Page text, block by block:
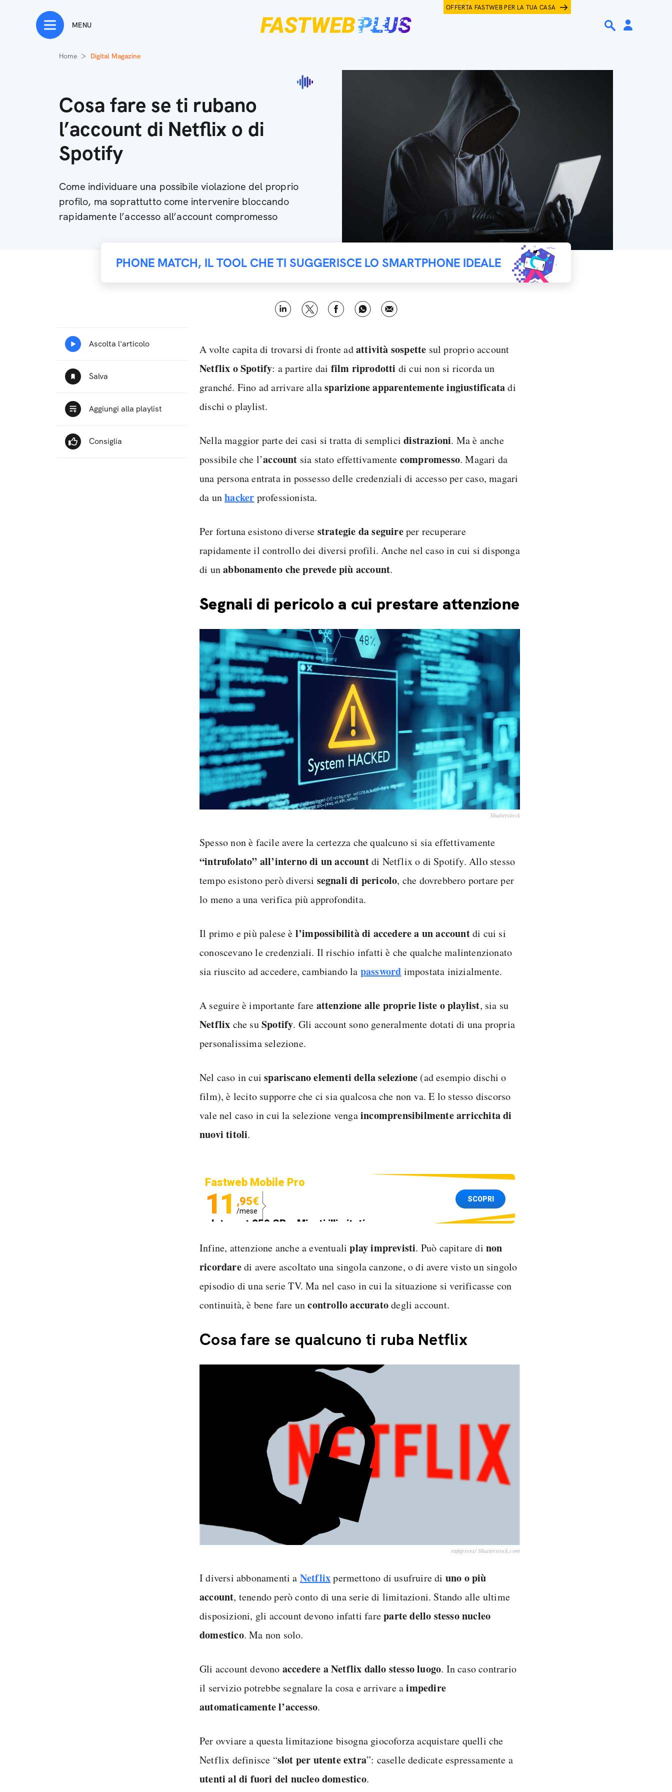
OFFERTA FASTWEB PER LA TUA CASA
MENU
Home Digital Magazine
Cosa fare se ti rubano
l’account di Netflix o di
Spotify
Come individuare una possibile violazione del proprio
profilo, ma soprattutto come intervenire bloccando
rapidamente l’accesso all’account compromesso
PHONE MATCH, IL TOOL CHE TI SUGGERISCE LO SMARTPHONE IDEALE
A volte capita di trovarsi di fronte adattività sospette sul proprio account
Netflix o Spotify: a partire dai film riprodotti di cui non si ricorda un
granché. Fino ad arrivare allasparizione apparentemente ingiustificatadi
dischi o playlist.
Nella maggior parte dei casi si tratta di semplicidistrazioni. Ma è anche
possibile che l’account sia stato effettivamente compromesso. Magari da
una persona entrata in possesso delle credenziali di accesso per caso, magari
da unhacker professionista.
Per fortuna esistono diverse strategie da seguireper recuperare
rapidamente il controllo dei diversi profili. Anche nel caso in cui si disponga
di unabbonamento che prevede più account.
Segnali di pericolo a cui prestare attenzione
Shutterstock
Spesso non è facile avere la certezza che qualcuno si sia effettivamente
“intrufolato” all’interno di un accountdi Netflix o di Spotify. Allo stesso
tempo esistono però diversi segnali di pericolo, che dovrebbero portare per
lo meno a una verifica più approfondita.
Il primo e più palese è l’impossibilità di accedere a un accountdi cui si
conoscevano le credenziali. Il rischio infatti è che qualche malintenzionato
sia riuscito ad accedere, cambiando la password impostata inizialmente.
A seguire è importante fare attenzione alle proprie liste o playlist, sia su
Netflix che suSpotify. Gli account sono generalmente dotati di una propria
personalissima selezione.
Nel caso in cuispariscano elementi della selezione (ad esempio dischi o
film), è lecito supporre che ci sia qualcosa che non va. E lo stesso discorso
vale nel caso in cui la selezione vengaincomprensibilmente arricchita di
nuovi titoli.
Fastweb Mobile Pro
11 ,95€
/mese
Internet 250 GB e Minuti illimitati
SCOPRI
Infine, attenzione anche a eventualiplay imprevisti. Può capitare dinon
ricordaredi avere ascoltato una singola canzone, o di avere visto un singolo
episodio di una serie TV. Ma nel caso in cui la situazione si verificasse con
continuità, è bene fare uncontrollo accuratodegli account.
Cosa fare se qualcuno ti ruba Netflix
rafapress/ Shutterstock.com
I diversi abbonamenti a Netflixpermettono di usufruire di uno o più
account, tenendo però conto di una serie di limitazioni. Stando alle ultime
disposizioni, gli account devono infatti fareparte dello stesso nucleo
domestico. Ma non solo.
Gli account devono accedere a Netflix dallo stesso luogo. In caso contrario
il servizio potrebbe segnalare la cosa e arrivare aimpedire
automaticamente l’accesso.
Per ovviare a questa limitazione bisogna giocoforza acquistare quelli che
Netflix definisce “slot per utente extra”: caselle dedicate espressamente a
utenti al di fuori del nucleo domestico.